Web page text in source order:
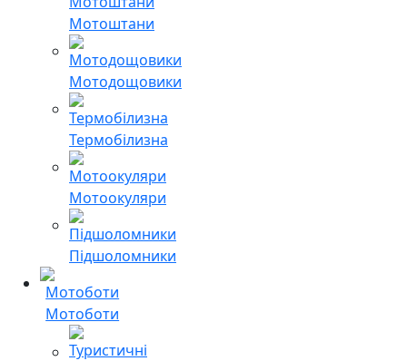
Мотоштани
Мотодощовики
Термобілизна
Мотоокуляри
Підшоломники
Мотоботи